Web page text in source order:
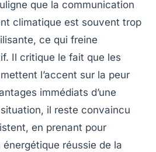
que la communication
climatique est souvent trop
ce qui freine
Il critique le fait que les
l’accent sur la peur
immédiats d’une
il reste convaincu
en prenant pour
réussie de la